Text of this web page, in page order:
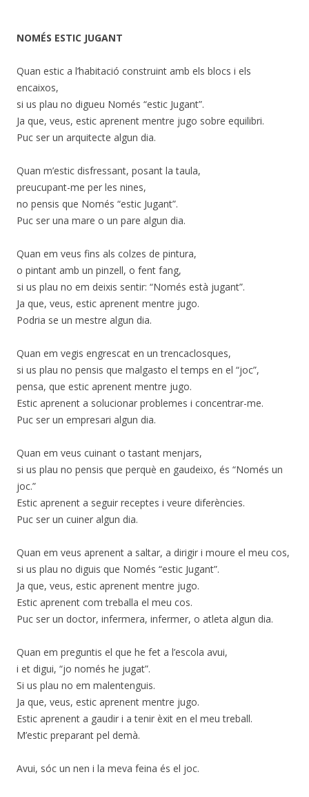
NOMÉS ESTIC JUGANT
Quan estic a l’habitació construint amb els blocs i els
encaixos,
si us plau no digueu Només “estic Jugant”.
Ja que, veus, estic aprenent mentre jugo sobre equilibri.
Puc ser un arquitecte algun dia.
Quan m’estic disfressant, posant la taula,
preucupant-me per les nines,
no pensis que Només “estic Jugant”.
Puc ser una mare o un pare algun dia.
Quan em veus fins als colzes de pintura,
o pintant amb un pinzell, o fent fang,
si us plau no em deixis sentir: “Només està jugant”.
Ja que, veus, estic aprenent mentre jugo.
Podria se un mestre algun dia.
Quan em vegis engrescat en un trencaclosques,
si us plau no pensis que malgasto el temps en el “joc”,
pensa, que estic aprenent mentre jugo.
Estic aprenent a solucionar problemes i concentrar-me.
Puc ser un empresari algun dia.
Quan em veus cuinant o tastant menjars,
si us plau no pensis que perquè en gaudeixo, és “Només un
joc.”
Estic aprenent a seguir receptes i veure diferències.
Puc ser un cuiner algun dia.
Quan em veus aprenent a saltar, a dirigir i moure el meu cos,
si us plau no diguis que Només “estic Jugant”.
Ja que, veus, estic aprenent mentre jugo.
Estic aprenent com treballa el meu cos.
Puc ser un doctor, infermera, infermer, o atleta algun dia.
Quan em preguntis el que he fet a l’escola avui,
i et digui, “jo només he jugat”.
Si us plau no em malentenguis.
Ja que, veus, estic aprenent mentre jugo.
Estic aprenent a gaudir i a tenir èxit en el meu treball.
M’estic preparant pel demà.
Avui, sóc un nen i la meva feina és el joc.